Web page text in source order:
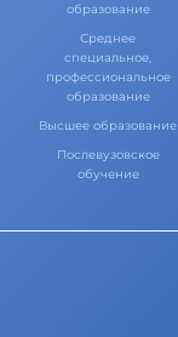
образование
Среднее
специальное,
профессиональное
образование
Высшее образование
Послевузовское
обучение